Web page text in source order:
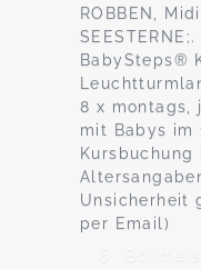
ROBBEN,
BabySteps®
8 x montags,
mit Babys im
Unsicherheit
per Email)